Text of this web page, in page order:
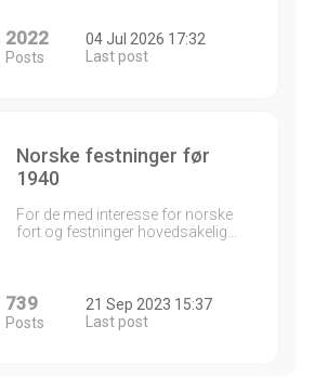
2022
Posts
04 Jul 2026 17:32
Last post
Norske festninger før
1940
For de med interesse for norske
fort og festninger hovedsakelig…
739
Posts
21 Sep 2023 15:37
Last post